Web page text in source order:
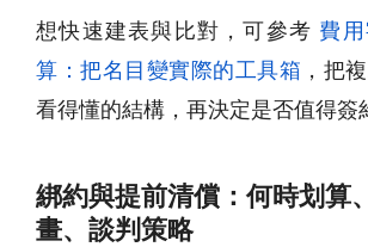
想快速建表與比對，可參考 費
算：把名目變實際的工具箱 ，把
看得懂的結構，再決定是否值得簽
綁約與提前清償：何時划算
畫、談判策略